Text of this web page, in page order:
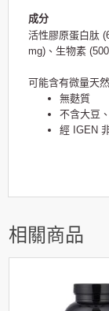
成分
活性膠原蛋白肽
mg)、生物素
可能含有微量天
無麩質
不含大豆
經 IGEN
相關商品